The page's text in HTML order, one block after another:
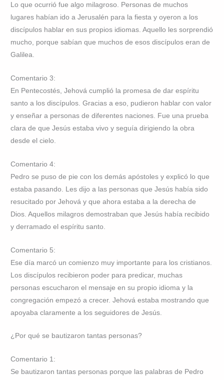
Lo que ocurrió fue algo milagroso. Personas de muchos
lugares habían ido a Jerusalén para la fiesta y oyeron a los
discípulos hablar en sus propios idiomas. Aquello les sorprendió
mucho, porque sabían que muchos de esos discípulos eran de
Galilea.
Comentario 3:
En Pentecostés, Jehová cumplió la promesa de dar espíritu
santo a los discípulos. Gracias a eso, pudieron hablar con valor
y enseñar a personas de diferentes naciones. Fue una prueba
clara de que Jesús estaba vivo y seguía dirigiendo la obra
desde el cielo.
Comentario 4:
Pedro se puso de pie con los demás apóstoles y explicó lo que
estaba pasando. Les dijo a las personas que Jesús había sido
resucitado por Jehová y que ahora estaba a la derecha de
Dios. Aquellos milagros demostraban que Jesús había recibido
y derramado el espíritu santo.
Comentario 5:
Ese día marcó un comienzo muy importante para los cristianos.
Los discípulos recibieron poder para predicar, muchas
personas escucharon el mensaje en su propio idioma y la
congregación empezó a crecer. Jehová estaba mostrando que
apoyaba claramente a los seguidores de Jesús.
¿Por qué se bautizaron tantas personas?
Comentario 1:
Se bautizaron tantas personas porque las palabras de Pedro